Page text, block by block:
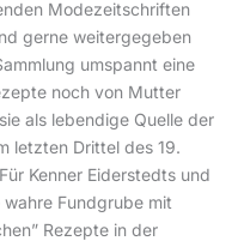
Modezeitschriften
gerne weitergegeben
umspannt eine
noch von Mutter
als lebendige Quelle der
letzten Drittel des 19.
Kenner Eiderstedts und
Fundgrube mit
Rezepte in der